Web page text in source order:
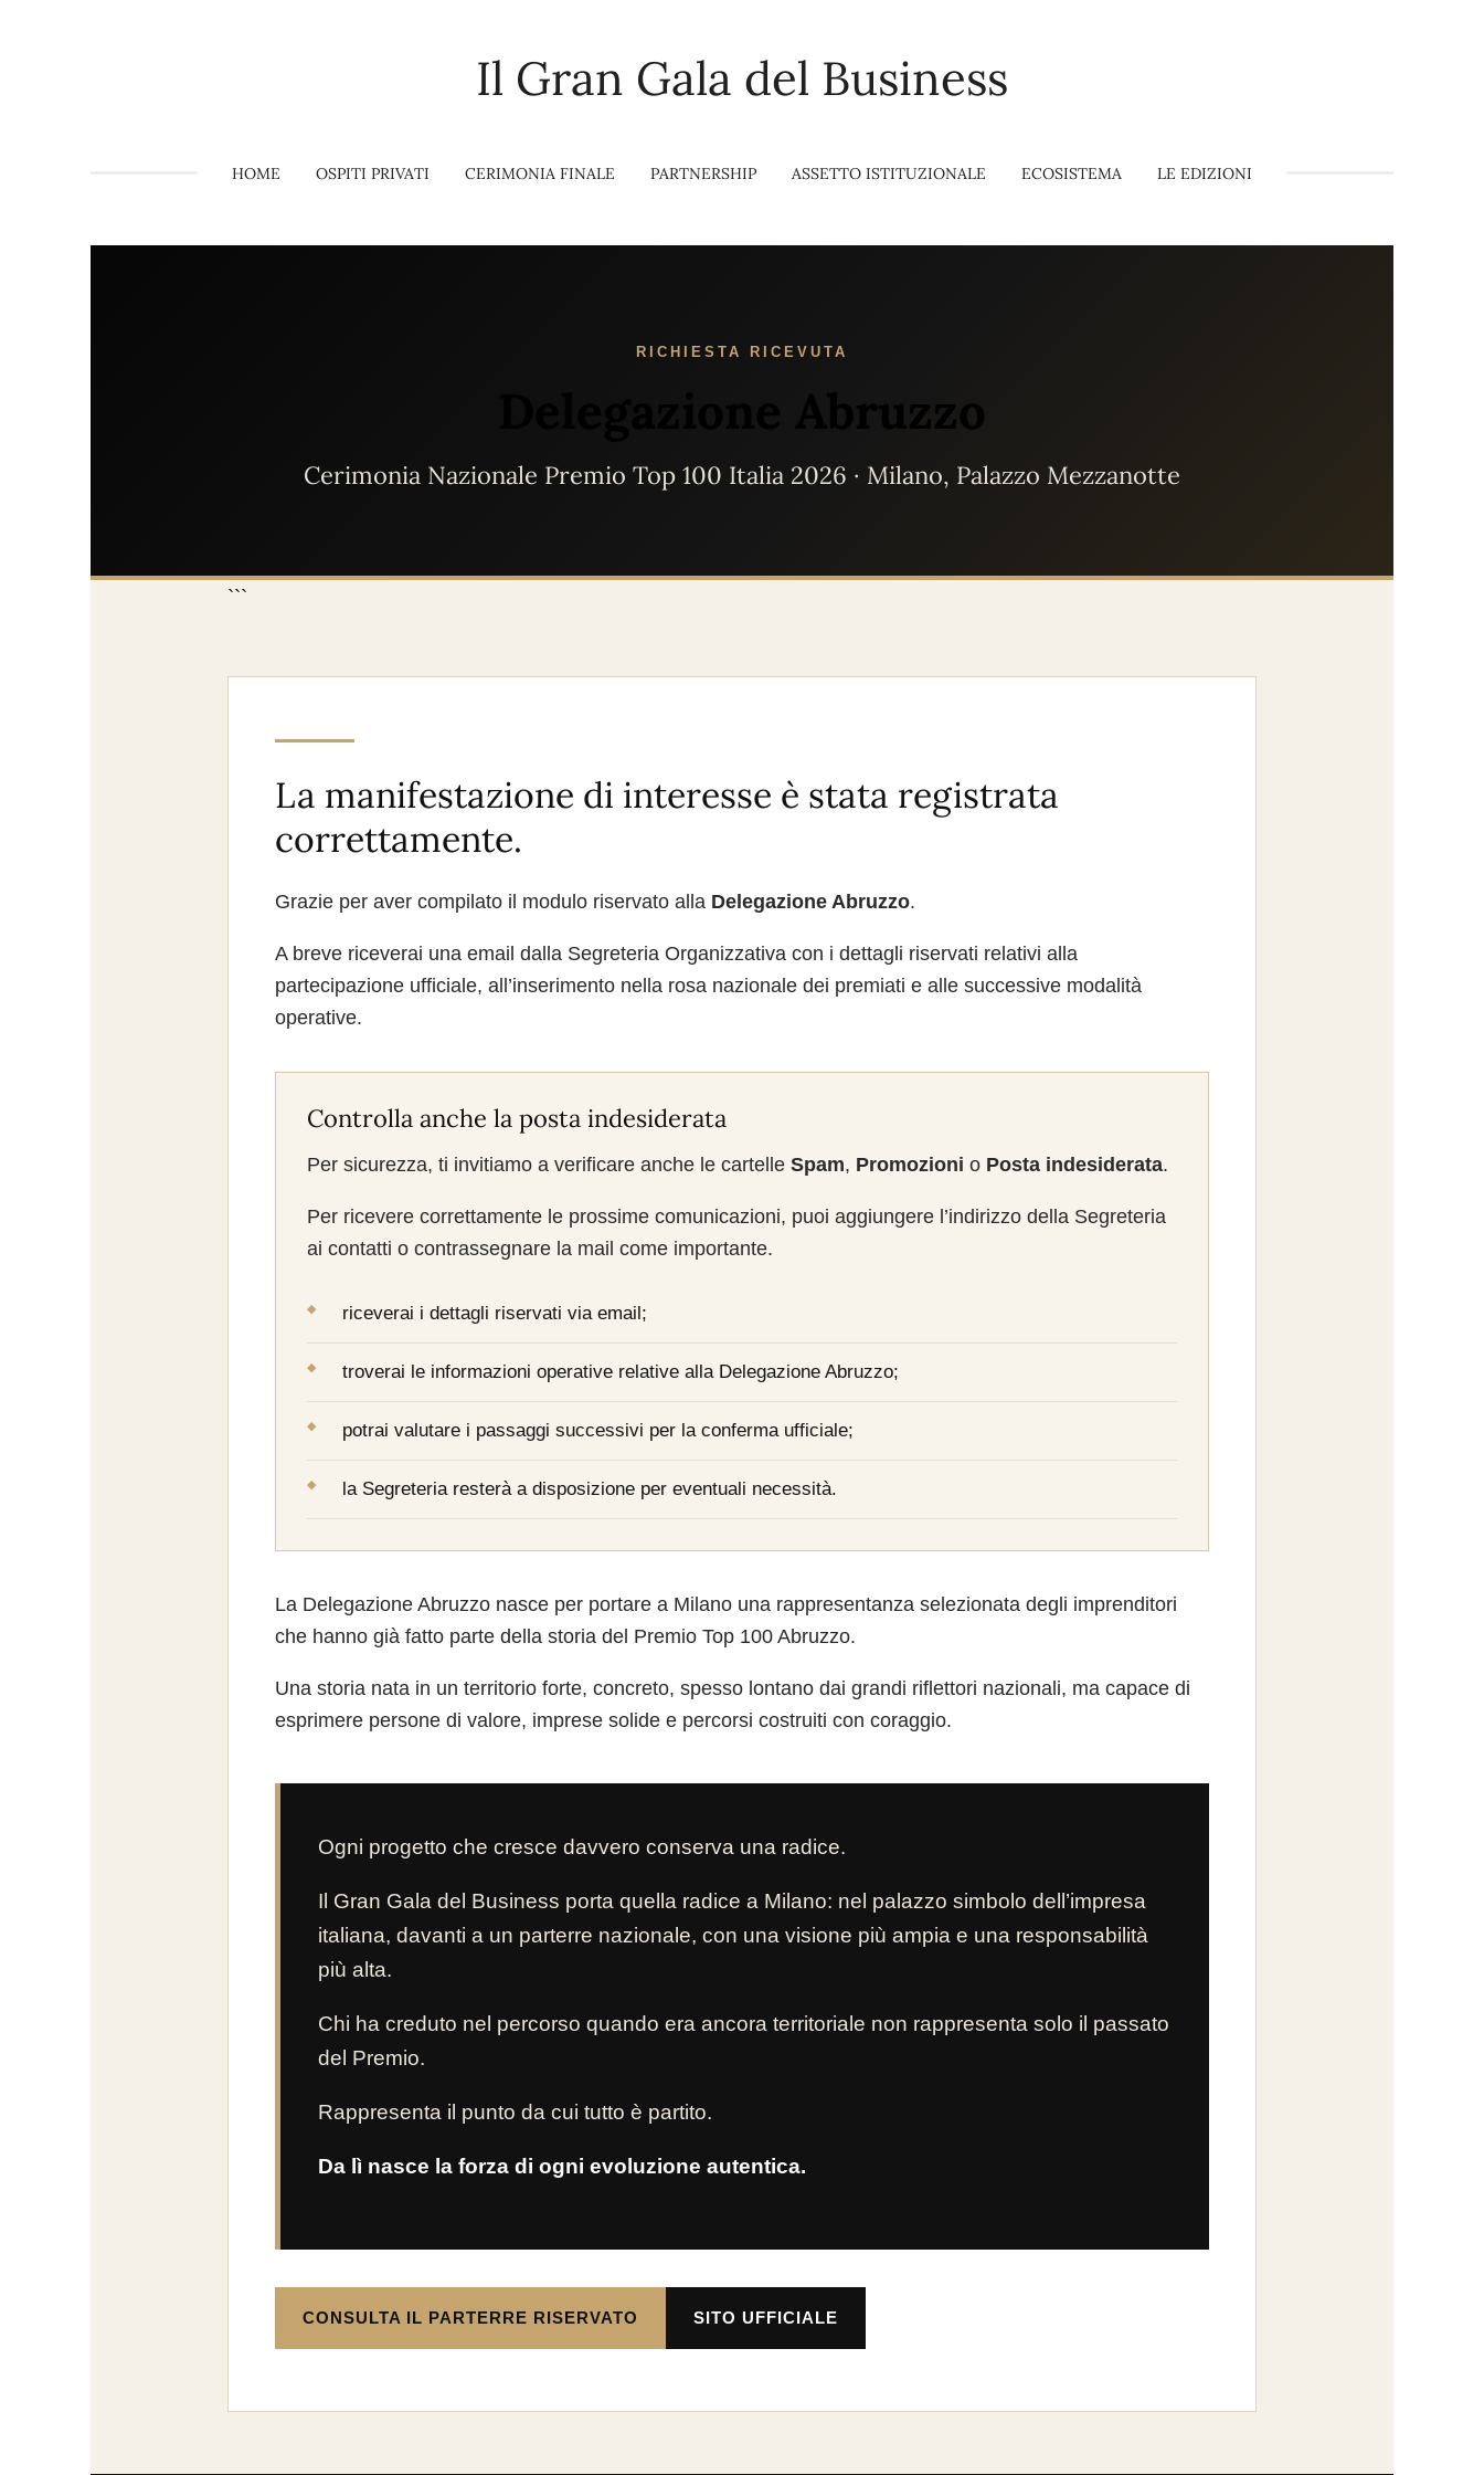
Il Gran Gala del Business
HOME OSPITI PRIVATI CERIMONIA FINALE PARTNERSHIP ASSETTO ISTITUZIONALE ECOSISTEMA LE EDIZIONI
RICHIESTA RICEVUTA
Delegazione Abruzzo
Cerimonia Nazionale Premio Top 100 Italia 2026 · Milano, Palazzo Mezzanotte
```
La manifestazione di interesse è stata registrata
correttamente.
Grazie per aver compilato il modulo riservato alla Delegazione Abruzzo.
A breve riceverai una email dalla Segreteria Organizzativa con i dettagli riservati relativi alla
partecipazione ufficiale, all’inserimento nella rosa nazionale dei premiati e alle successive modalità
operative.
Controlla anche la posta indesiderata
Per sicurezza, ti invitiamo a verificare anche le cartelle Spam, Promozioni o Posta indesiderata.
Per ricevere correttamente le prossime comunicazioni, puoi aggiungere l’indirizzo della Segreteria
ai contatti o contrassegnare la mail come importante.
riceverai i dettagli riservati via email;
troverai le informazioni operative relative alla Delegazione Abruzzo;
potrai valutare i passaggi successivi per la conferma ufficiale;
la Segreteria resterà a disposizione per eventuali necessità.
La Delegazione Abruzzo nasce per portare a Milano una rappresentanza selezionata degli imprenditori
che hanno già fatto parte della storia del Premio Top 100 Abruzzo.
Una storia nata in un territorio forte, concreto, spesso lontano dai grandi riflettori nazionali, ma capace di
esprimere persone di valore, imprese solide e percorsi costruiti con coraggio.
Ogni progetto che cresce davvero conserva una radice.
Il Gran Gala del Business porta quella radice a Milano: nel palazzo simbolo dell’impresa
italiana, davanti a un parterre nazionale, con una visione più ampia e una responsabilità
più alta.
Chi ha creduto nel percorso quando era ancora territoriale non rappresenta solo il passato
del Premio.
Rappresenta il punto da cui tutto è partito.
Da lì nasce la forza di ogni evoluzione autentica.
CONSULTA IL PARTERRE RISERVATO SITO UFFICIALE